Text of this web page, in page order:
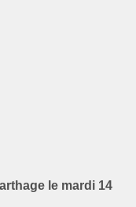
le mardi 14